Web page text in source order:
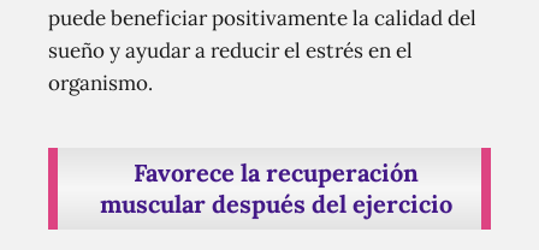
puede beneficiar positivamente la calidad del
sueño y ayudar a reducir el estrés en el
organismo.
Favorece la recuperación
muscular después del ejercicio